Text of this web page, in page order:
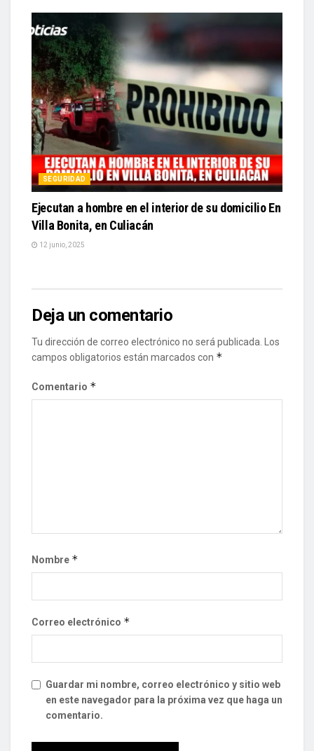
SEGURIDAD
Ejecutan a hombre en el interior de su domicilio En
Villa Bonita, en Culiacán
12 junio, 2025
Deja un comentario
Tu dirección de correo electrónico no será publicada.
Los
campos obligatorios están marcados con *
Comentario *
Nombre *
Correo electrónico *
Guardar mi nombre, correo electrónico y sitio web
en este navegador para la próxima vez que haga un
comentario.